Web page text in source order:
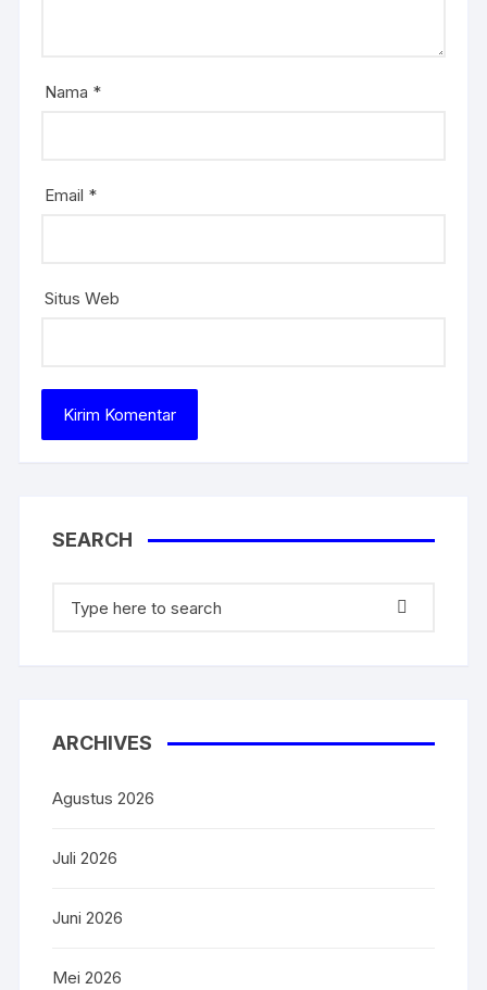
Nama *
Email *
Situs Web
SEARCH
ARCHIVES
Agustus 2026
Juli 2026
Juni 2026
Mei 2026